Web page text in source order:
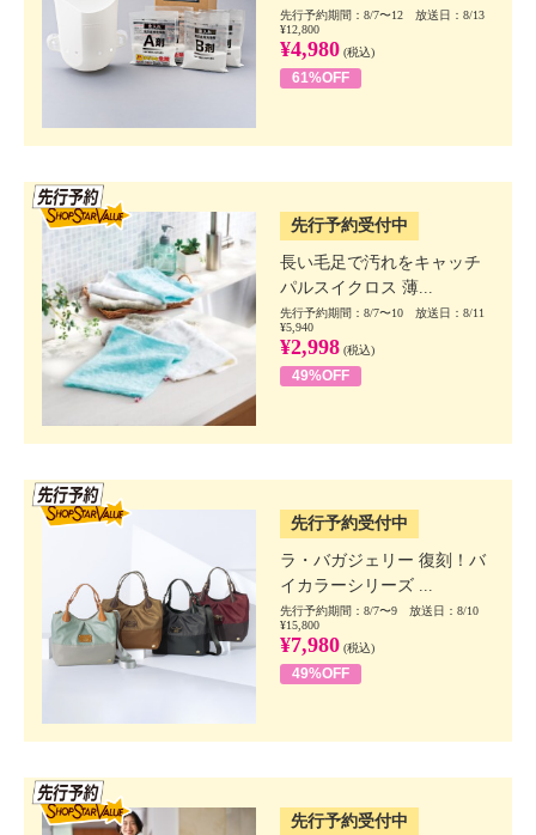
先行予約期間：8/7〜12 放送日：8/13
¥12,800
¥4,980 (税込)
61%OFF
先行予約受付中
長い毛足で汚れをキャッチ
パルスイクロス 薄...
先行予約期間：8/7〜10 放送日：8/11
¥5,940
¥2,998 (税込)
49%OFF
先行予約受付中
ラ・バガジェリー 復刻！バ
イカラーシリーズ ...
先行予約期間：8/7〜9 放送日：8/10
¥15,800
¥7,980 (税込)
49%OFF
先行予約受付中